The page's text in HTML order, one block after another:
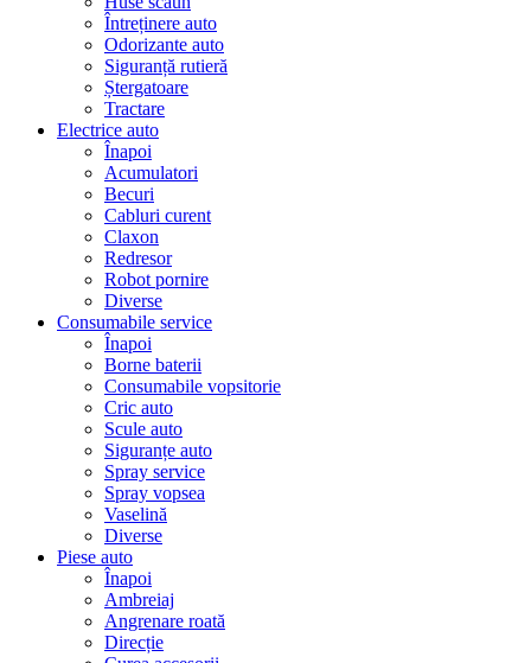
Întreținere auto
Odorizante auto
Siguranță rutieră
Ștergatoare
Tractare
Electrice auto
Înapoi
Acumulatori
Becuri
Cabluri curent
Claxon
Redresor
Robot pornire
Diverse
Consumabile service
Înapoi
Borne baterii
Consumabile vopsitorie
Cric auto
Scule auto
Siguranțe auto
Spray service
Spray vopsea
Vaselină
Diverse
Piese auto
Înapoi
Ambreiaj
Angrenare roată
Direcție